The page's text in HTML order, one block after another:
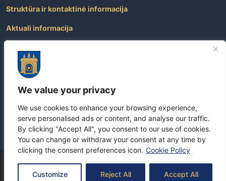
We value your privacy
We use cookies to enhance your browsing experience,
serve personalised ads or content, and analyse our traffic.
By clicking "Accept All", you consent to our use of cookies.
You can change or withdraw your consent at any time by
clicking the consent preferences icon. Cookie Policy
Customize Reject All Accept All
Struktūra ir kontaktinė informacija
Aktuali informacija
Atviri duomenys
Nuorodos
Dažniausiai užduodami klausimai
Apie savivaldybę
Copyright
2026 Visos teisės yra saugomos –
Skuodo rajono
savivaldybė